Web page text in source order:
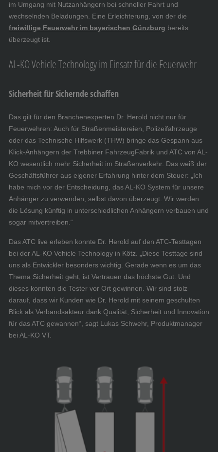
im Umgang mit Nutzanhängern bei schneller Fahrt und
wechselnden Beladungen. Eine Erleichterung, von der die
freiwillige Feuerwehr im bayerischen Günzburg bereits
überzeugt ist.
AL-KO Vehicle Technology im Einsatz für die Feuerwehr
Sicherheit für Sichernde schaffen
Das gilt für den Branchenexperten Dr. Herold nicht nur für
Feuerwehren: Auch für Straßenmeistereien, Polizeifahrzeuge
oder das Technische Hilfswerk (THW) bringe das Gespann aus
Klick-Anhängern der Trebbiner FahrzeugFabrik und ATC von AL-
KO wesentlich mehr Sicherheit im Straßenverkehr. Das weiß der
Geschäftsführer aus eigener Erfahrung hinter dem Steuer: „Ich
habe mich vor der Entscheidung, das AL-KO System für unsere
Anhänger zu verwenden, selbst davon überzeugt. Wir werden
die Lösung künftig in unterschiedlichen Anhängern verbauen und
sogar mitvertreiben.“
Das ATC live erleben konnte Dr. Herold auf den ATC-Testtagen
bei der AL-KO Vehicle Technology in Kötz. „Diese Testtage sind
uns als Entwickler besonders wichtig. Gerade wenn es um das
Thema Sicherheit geht, ist Vertrauen das höchste Gut. Und
dieses konnten die Tester vor Ort gewinnen. Wir sind stolz
darauf, dass wir Kunden wie Dr. Herold mit seinem geschulten
Blick als Verbandsakteur dank Qualität, Sicherheit und Innovation
für das ATC gewannen“, sagt Lukas Schwehr, Produktmanager
bei AL-KO VT.